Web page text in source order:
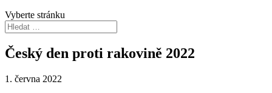
Vyberte stránku
Český den proti rakovině 2022
1. června 2022